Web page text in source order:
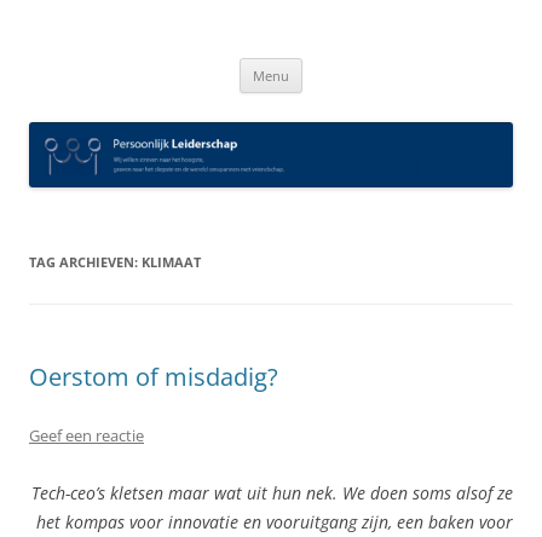
Menu
TAG ARCHIEVEN: KLIMAAT
Oerstom of misdadig?
Geef een reactie
Tech-ceo’s kletsen maar wat uit hun nek. We doen soms alsof ze
het kompas voor innovatie en vooruitgang zijn, een baken voor